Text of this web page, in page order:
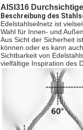
AISI316
Beschreibung des
Edelstahlseilnetz ist
Wahl für Innen- und
Aus Sicht der Sicherheit
können.oder es kann
Sichtbarkeit von
vielfältige Inspiration des